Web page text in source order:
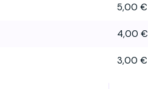
5,00 €
4,00 €
3,00 €